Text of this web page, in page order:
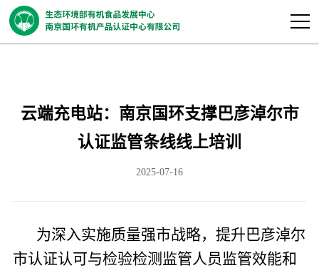
云端充电站：南京国环支撑巴彦淖尔市
认证监管条线线上培训
2025-07-16
为深入实施质量强市战略，提升巴彦淖尔
市认证认可与检验检测监管人员监管效能和